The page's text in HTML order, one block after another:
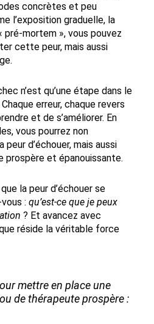
concrètes et peu
l’exposition graduelle, la
pré-mortem », vous pouvez
cette peur, mais aussi
n’est qu’une étape dans le
erreur, chaque revers
et de s’améliorer. En
vous pourrez non
d’échouer, mais aussi
prospère et épanouissante.
la peur d’échouer se
: qu’est-ce que je peux
? Et avancez avec
réside la véritable force
mettre en place une
de thérapeute prospère :